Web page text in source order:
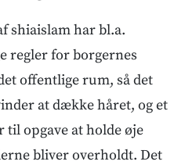
shiaislam har bl.a.
regler for borgernes
offentlige rum, så det
at dække håret, og et
opgave at holde øje
bliver overholdt. Det